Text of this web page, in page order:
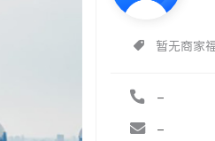
暂无商家
-
-